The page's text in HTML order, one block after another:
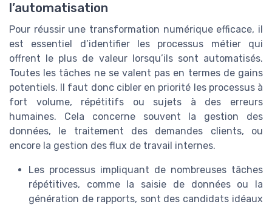
l’automatisation
Pour réussir une transformation numérique efficace, il
est essentiel d’identifier les processus métier qui
offrent le plus de valeur lorsqu’ils sont automatisés.
Toutes les tâches ne se valent pas en termes de gains
potentiels. Il faut donc cibler en priorité les processus à
fort volume, répétitifs ou sujets à des erreurs
humaines. Cela concerne souvent la gestion des
données, le traitement des demandes clients, ou
encore la gestion des flux de travail internes.
Les processus impliquant de nombreuses tâches
répétitives, comme la saisie de données ou la
génération de rapports, sont des candidats idéaux